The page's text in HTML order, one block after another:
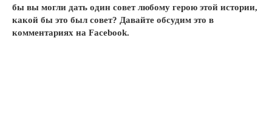
бы вы могли дать один совет любому герою этой истории,
какой бы это был совет? Давайте обсудим это в
комментариях на Facebook.